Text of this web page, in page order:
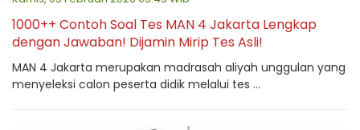
1000++ Contoh Soal Tes MAN 4 Jakarta Lengkap
dengan Jawaban! Dijamin Mirip Tes Asli!
MAN 4 Jakarta merupakan madrasah aliyah unggulan yang
menyeleksi calon peserta didik melalui tes ...